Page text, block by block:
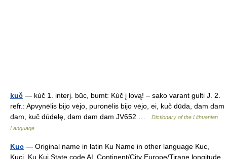
kuč — kùč 1. interj. būc, bumt: Kùč į lovą! – sako varant gulti J. 2.
refr.: Apvynėlis bijo vėjo, puronėlis bijo vėjo, ei, kuč dūda, dam dam
dam, kuč dūdelę, dam dam dam JV652 …
Dictionary of the Lithuanian
Language
Kuc — Original name in latin Ku Name in other language Kuc,
Kuci, Ku Kui State code AL Continent/City Europe/Tirane longitude